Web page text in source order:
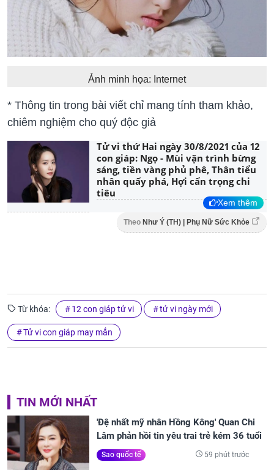
Ảnh minh họa: Internet
* Thông tin trong bài viết chỉ mang tính tham khảo,
chiêm nghiệm cho quý độc giả
Tử vi thứ Hai ngày 30/8/2021 của 12
con giáp: Ngọ - Mùi vận trình bừng
sáng, tiền vàng phủ phê, Thân tiểu
nhân quấy phá, Hợi cẩn trọng chi
tiêu
Xem thêm
Theo Như Ý (TH) | Phụ Nữ Sức Khỏe
Từ khóa: 12 con giáp tử vi tử vi ngày mới
Tử vi con giáp may mắn
TIN MỚI NHẤT
'Đệ nhất mỹ nhân Hồng Kông' Quan Chi
Lâm phản hồi tin yêu trai trẻ kém 36 tuổi
Sao quốc tế 59 phút trước